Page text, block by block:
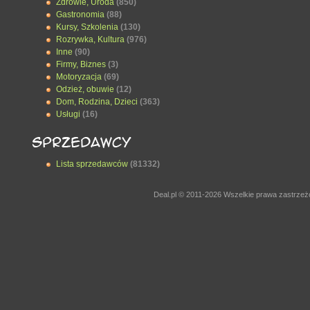
Zdrowie, Uroda (850)
Gastronomia (88)
Kursy, Szkolenia (130)
Rozrywka, Kultura (976)
Inne (90)
Firmy, Biznes (3)
Motoryzacja (69)
Odzież, obuwie (12)
Dom, Rodzina, Dzieci (363)
Usługi (16)
Lista sprzedawców (81332)
Deal.pl © 2011-2026 Wszelkie prawa